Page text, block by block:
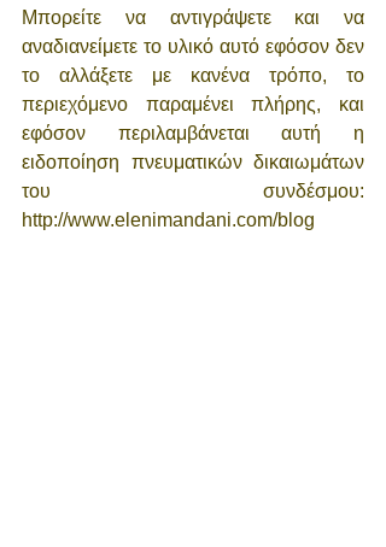
Μπορείτε να αντιγράψετε και να
αναδιανείμετε το υλικό αυτό εφόσον δεν
το αλλάξετε με κανένα τρόπο, το
περιεχόμενο παραμένει πλήρης, και
εφόσον περιλαμβάνεται αυτή η
ειδοποίηση πνευματικών δικαιωμάτων
του συνδέσμου:
http://www.elenimandani.com/blog